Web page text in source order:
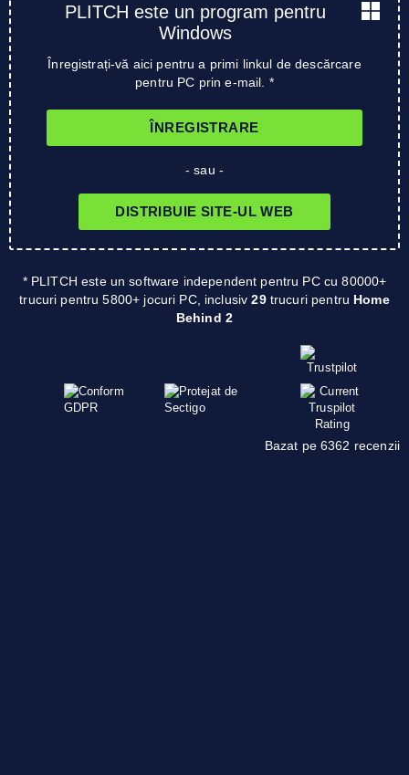
PLITCH este un program pentru
Windows
Înregistrați-vă aici pentru a primi linkul de descărcare
pentru PC prin e-mail. *
ÎNREGISTRARE
- sau -
DISTRIBUIE SITE-UL WEB
* PLITCH este un software independent pentru PC cu 80000+
trucuri pentru 5800+ jocuri PC, inclusiv29trucuri pentru Home
Behind 2
Bazat pe 6362 recenzii